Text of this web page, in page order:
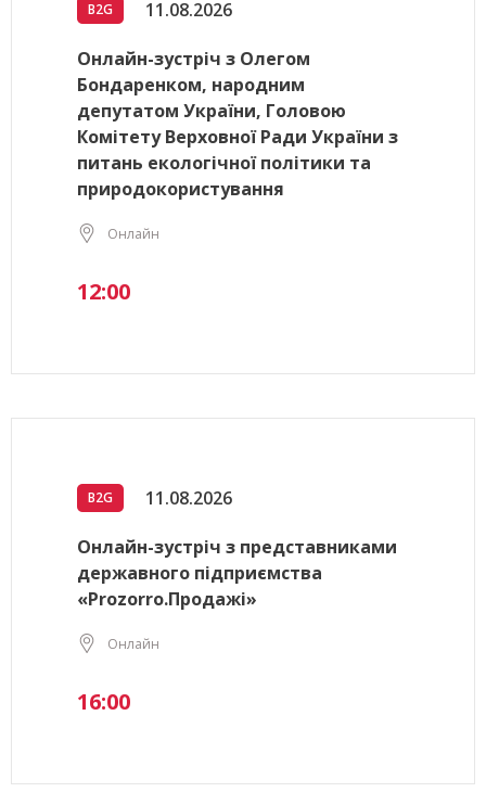
B2G 11.08.2026
Онлайн-зустріч з Олегом
Бондаренком, народним
депутатом України, Головою
Комітету Верховної Ради України з
питань екологічної політики та
природокористування
Онлайн
12:00
B2G 11.08.2026
Онлайн-зустріч з представниками
державного підприємства
«Prozorro.Продажі»
Онлайн
16:00